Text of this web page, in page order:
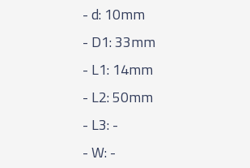
- d: 10mm
- D1: 33mm
- L1: 14mm
- L2: 50mm
- L3: -
- W: -